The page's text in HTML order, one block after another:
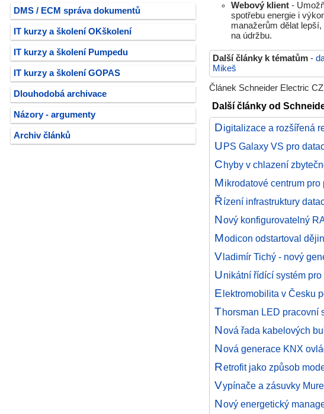
DMS / ECM správa dokumentů
IT kurzy a školení OKškolení
IT kurzy a školení Pumpedu
IT kurzy a školení GOPAS
Dlouhodobá archivace
Názory - argumenty
Archiv článků
Webový klient -
spotřebu energie i
manažerům dělat
na údržbu.
Další články k tématům -
Mikeš
Článek Schneider Electric
Další články od
Digitalizace a rozšířená
UPS Galaxy VS pro
Chyby v chlazení
Mikrodatové centrum
Řízení infrastruktury
Nový konfigurovatelný
Modicon odstartoval
Vladimír Tichý - nový
Unikátní řídící systém
Elektromobilita v Česku
Thorsman LED pracovní
Nová řada kabelových
Nová generace KNX
Retrofit jako způsob
Vypínače a zásuvky
Nový energetický